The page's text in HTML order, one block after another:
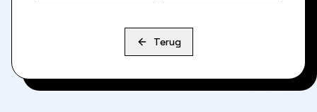
Terug